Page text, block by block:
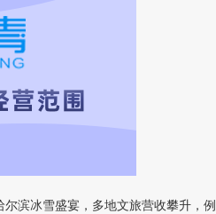
滨冰雪盛宴，多地文旅营收攀升，